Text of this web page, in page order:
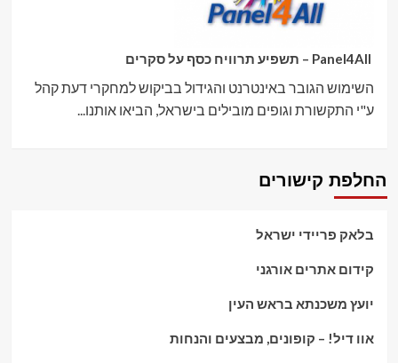
השימוש הגובר באינטרנט והגידול בביקוש למחקרי דעת קהל
ע"י התקשורת וגופים מובילים בישראל, הביאו אותנו...
החלפת קישורים
בלאק פריידי ישראל
קידום אתרים אורגני
יועץ משכנתא בראש העין
אוו דיל! – קופונים, מבצעים והנחות